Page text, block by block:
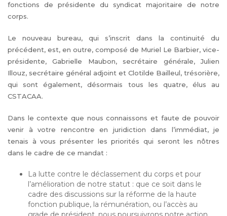
fonctions de présidente du syndicat majoritaire de notre
corps.
Le nouveau bureau, qui s’inscrit dans la continuité du
précédent, est, en outre, composé de Muriel Le Barbier, vice-
présidente, Gabrielle Maubon, secrétaire générale, Julien
Illouz, secrétaire général adjoint et Clotilde Bailleul, trésorière,
qui sont également, désormais tous les quatre, élus au
CSTACAA.
Dans le contexte que nous connaissons et faute de pouvoir
venir à votre rencontre en juridiction dans l’immédiat, je
tenais à vous présenter les priorités qui seront les nôtres
dans le cadre de ce mandat :
La lutte contre le déclassement du corps et pour
l’amélioration de notre statut : que ce soit dans le
cadre des discussions sur la réforme de la haute
fonction publique, la rémunération, ou l’accès au